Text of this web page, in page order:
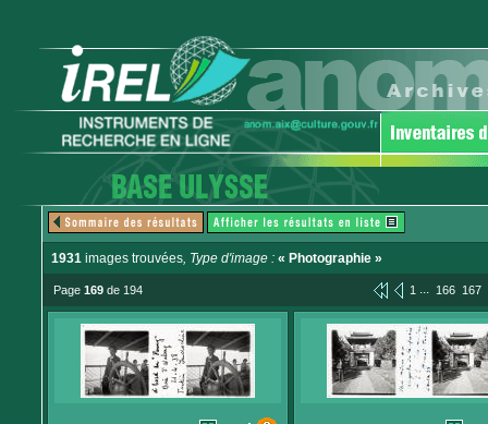
1931 images trouvées, Type d'image : « Photographie »
Page 169 de 194 1 ... 166 167